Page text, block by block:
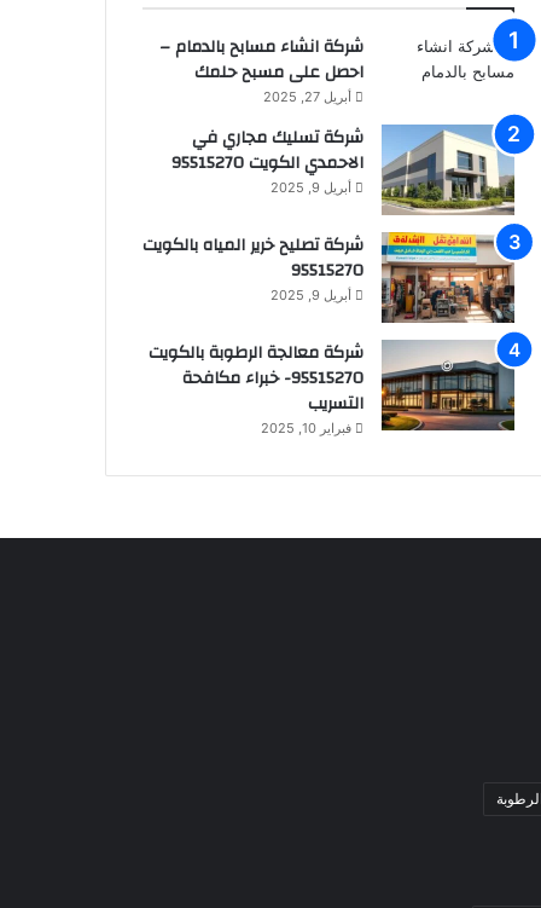
شركة انشاء مسابح بالدمام –
احصل على مسبح حلمك
أبريل 27, 2025
شركة تسليك مجاري في
الاحمدي الكويت 95515270
أبريل 9, 2025
شركة تصليح خرير المياه بالكويت
95515270
أبريل 9, 2025
شركة معالجة الرطوبة بالكويت
95515270- خبراء مكافحة
التسريب
فبراير 10, 2025